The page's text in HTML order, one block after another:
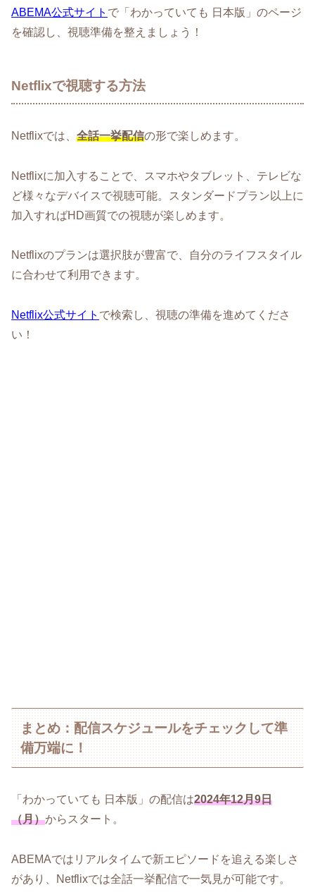
ABEMA公式サイト で「わかっていても 日本版」のページ
を確認し、視聴準備を整えましょう！
Netflixで視聴する方法
Netflixでは、 全話一挙配信の形で楽しめます。
Netflixに加入することで、スマホやタブレット、テレビな
ど様々なデバイスで視聴可能。スタンダードプラン以上に
加入すればHD画質での視聴が楽しめます。
Netflixのプランは選択肢が豊富で、自分のライフスタイル
に合わせて利用できます。
Netflix公式サイト で検索し、視聴の準備を進めてくださ
い！
まとめ：配信スケジュールをチェックして準
備万端に！
「わかっていても 日本版」の配信は2024年12月9日
（月）からスタート。
ABEMAではリアルタイムで新エピソードを追える楽しさ
があり、Netflixでは全話一挙配信で一気見が可能です。